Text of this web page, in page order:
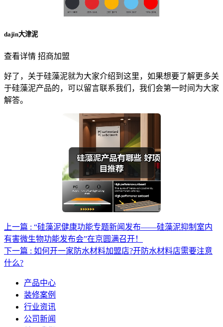
dajin大津泥
查看详情 招商加盟
好了，关于硅藻泥就为大家介绍到这里，如果想要了解更多关
于硅藻泥产品的，可以留言联系我们，我们会第一时间为大家
解答。
上一篇 : “硅藻泥健康功能专题新闻发布——硅藻泥抑制室内
有害微生物功能发布会”在京圆满召开！
下一篇 : 如何开一家防水材料加盟店?开防水材料店需要注意
什么?
产品中心
装修案例
行业资讯
公司新闻